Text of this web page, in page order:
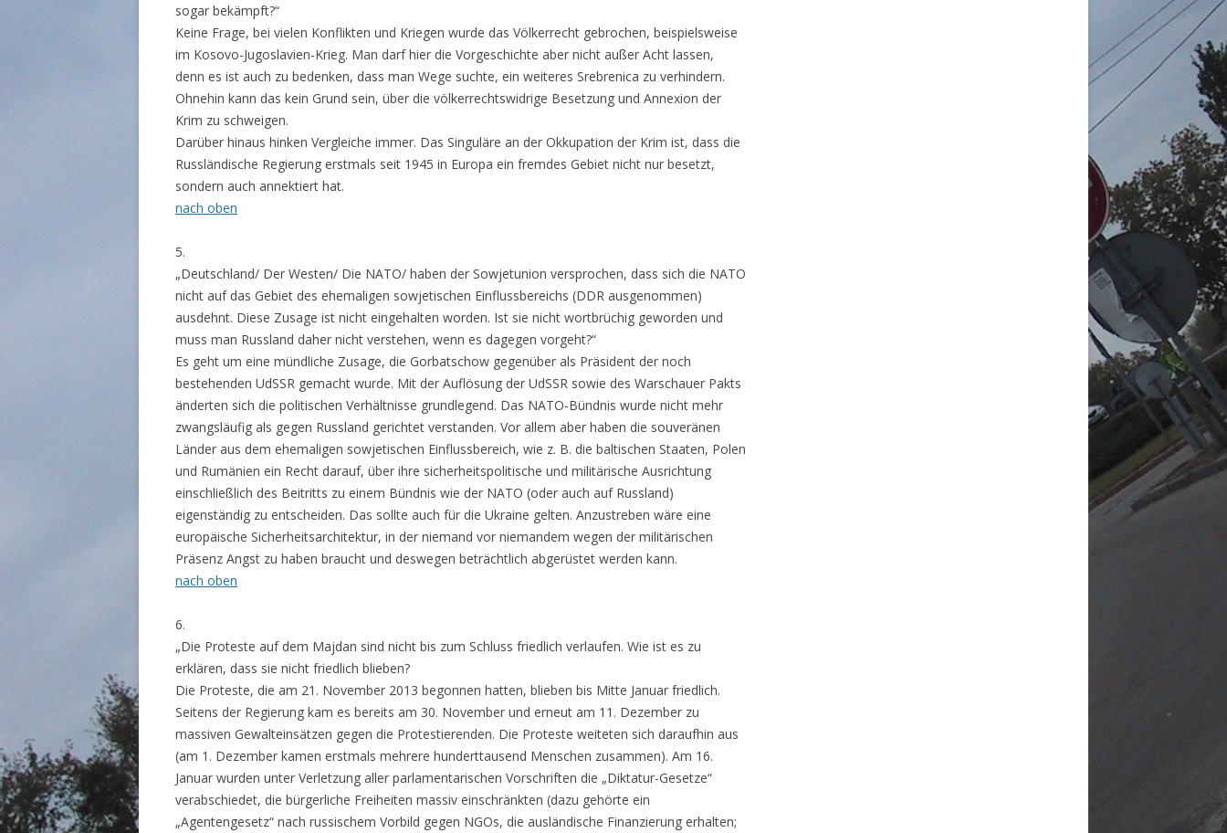
sogar bekämpft?“
Keine Frage, bei vielen Konflikten und Kriegen wurde das Völkerrecht gebrochen, beispielsweise
im Kosovo-Jugoslavien-Krieg. Man darf hier die Vorgeschichte aber nicht außer Acht lassen,
denn es ist auch zu bedenken, dass man Wege suchte, ein weiteres Srebrenica zu verhindern.
Ohnehin kann das kein Grund sein, über die völkerrechtswidrige Besetzung und Annexion der
Krim zu schweigen.
Darüber hinaus hinken Vergleiche immer. Das Singuläre an der Okkupation der Krim ist, dass die
Russländische Regierung erstmals seit 1945 in Europa ein fremdes Gebiet nicht nur besetzt,
sondern auch annektiert hat.
nach oben
5.
„Deutschland/ Der Westen/ Die NATO/ haben der Sowjetunion versprochen, dass sich die NATO
nicht auf das Gebiet des ehemaligen sowjetischen Einflussbereichs (DDR ausgenommen)
ausdehnt. Diese Zusage ist nicht eingehalten worden. Ist sie nicht wortbrüchig geworden und
muss man Russland daher nicht verstehen, wenn es dagegen vorgeht?“
Es geht um eine mündliche Zusage, die Gorbatschow gegenüber als Präsident der noch
bestehenden UdSSR gemacht wurde. Mit der Auflösung der UdSSR sowie des Warschauer Pakts
änderten sich die politischen Verhältnisse grundlegend. Das NATO-Bündnis wurde nicht mehr
zwangsläufig als gegen Russland gerichtet verstanden. Vor allem aber haben die souveränen
Länder aus dem ehemaligen sowjetischen Einflussbereich, wie z. B. die baltischen Staaten, Polen
und Rumänien ein Recht darauf, über ihre sicherheitspolitische und militärische Ausrichtung
einschließlich des Beitritts zu einem Bündnis wie der NATO (oder auch auf Russland)
eigenständig zu entscheiden. Das sollte auch für die Ukraine gelten. Anzustreben wäre eine
europäische Sicherheitsarchitektur, in der niemand vor niemandem wegen der militärischen
Präsenz Angst zu haben braucht und deswegen beträchtlich abgerüstet werden kann.
nach oben
6.
„Die Proteste auf dem Majdan sind nicht bis zum Schluss friedlich verlaufen. Wie ist es zu
erklären, dass sie nicht friedlich blieben?
Die Proteste, die am 21. November 2013 begonnen hatten, blieben bis Mitte Januar friedlich.
Seitens der Regierung kam es bereits am 30. November und erneut am 11. Dezember zu
massiven Gewalteinsätzen gegen die Protestierenden. Die Proteste weiteten sich daraufhin aus
(am 1. Dezember kamen erstmals mehrere hunderttausend Menschen zusammen). Am 16.
Januar wurden unter Verletzung aller parlamentarischen Vorschriften die „Diktatur-Gesetze“
verabschiedet, die bürgerliche Freiheiten massiv einschränkten (dazu gehörte ein
„Agentengesetz“ nach russischem Vorbild gegen NGOs, die ausländische Finanzierung erhalten;